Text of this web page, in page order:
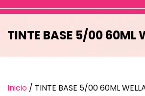
TINTE BASE 5/00 60ML
Inicio / TINTE BASE 5/00 60ML